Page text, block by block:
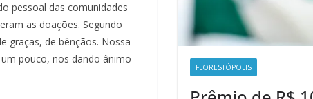
pessoal das comunidades
as doações. Segundo
graças, de bênçãos. Nossa
pouco, nos dando ânimo
FLORESTÓPOLIS